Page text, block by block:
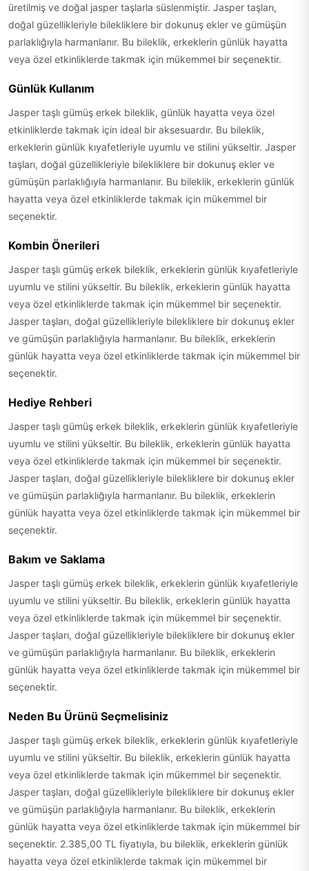
üretilmiş ve doğal jasper taşlarla süslenmiştir. Jasper taşları,
doğal güzellikleriyle bilekliklere bir dokunuş ekler ve gümüşün
parlaklığıyla harmanlanır. Bu bileklik, erkeklerin günlük hayatta
veya özel etkinliklerde takmak için mükemmel bir seçenektir.
Günlük Kullanım
Jasper taşlı gümüş erkek bileklik, günlük hayatta veya özel
etkinliklerde takmak için ideal bir aksesuardır. Bu bileklik,
erkeklerin günlük kıyafetleriyle uyumlu ve stilini yükseltir. Jasper
taşları, doğal güzellikleriyle bilekliklere bir dokunuş ekler ve
gümüşün parlaklığıyla harmanlanır. Bu bileklik, erkeklerin günlük
hayatta veya özel etkinliklerde takmak için mükemmel bir
seçenektir.
Kombin Önerileri
Jasper taşlı gümüş erkek bileklik, erkeklerin günlük kıyafetleriyle
uyumlu ve stilini yükseltir. Bu bileklik, erkeklerin günlük hayatta
veya özel etkinliklerde takmak için mükemmel bir seçenektir.
Jasper taşları, doğal güzellikleriyle bilekliklere bir dokunuş ekler
ve gümüşün parlaklığıyla harmanlanır. Bu bileklik, erkeklerin
günlük hayatta veya özel etkinliklerde takmak için mükemmel bir
seçenektir.
Hediye Rehberi
Jasper taşlı gümüş erkek bileklik, erkeklerin günlük kıyafetleriyle
uyumlu ve stilini yükseltir. Bu bileklik, erkeklerin günlük hayatta
veya özel etkinliklerde takmak için mükemmel bir seçenektir.
Jasper taşları, doğal güzellikleriyle bilekliklere bir dokunuş ekler
ve gümüşün parlaklığıyla harmanlanır. Bu bileklik, erkeklerin
günlük hayatta veya özel etkinliklerde takmak için mükemmel bir
seçenektir.
Bakım ve Saklama
Jasper taşlı gümüş erkek bileklik, erkeklerin günlük kıyafetleriyle
uyumlu ve stilini yükseltir. Bu bileklik, erkeklerin günlük hayatta
veya özel etkinliklerde takmak için mükemmel bir seçenektir.
Jasper taşları, doğal güzellikleriyle bilekliklere bir dokunuş ekler
ve gümüşün parlaklığıyla harmanlanır. Bu bileklik, erkeklerin
günlük hayatta veya özel etkinliklerde takmak için mükemmel bir
seçenektir.
Neden Bu Ürünü Seçmelisiniz
Jasper taşlı gümüş erkek bileklik, erkeklerin günlük kıyafetleriyle
uyumlu ve stilini yükseltir. Bu bileklik, erkeklerin günlük hayatta
veya özel etkinliklerde takmak için mükemmel bir seçenektir.
Jasper taşları, doğal güzellikleriyle bilekliklere bir dokunuş ekler
ve gümüşün parlaklığıyla harmanlanır. Bu bileklik, erkeklerin
günlük hayatta veya özel etkinliklerde takmak için mükemmel bir
seçenektir. 2.385,00 TL fiyatıyla, bu bileklik, erkeklerin günlük
hayatta veya özel etkinliklerde takmak için mükemmel bir